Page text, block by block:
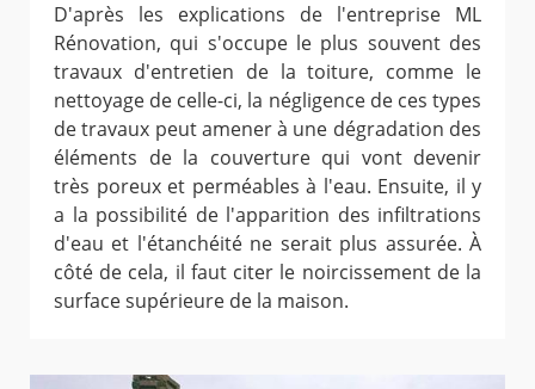
D'après les explications de l'entreprise ML
Rénovation, qui s'occupe le plus souvent des
travaux d'entretien de la toiture, comme le
nettoyage de celle-ci, la négligence de ces types
de travaux peut amener à une dégradation des
éléments de la couverture qui vont devenir
très poreux et perméables à l'eau. Ensuite, il y
a la possibilité de l'apparition des infiltrations
d'eau et l'étanchéité ne serait plus assurée. À
côté de cela, il faut citer le noircissement de la
surface supérieure de la maison.